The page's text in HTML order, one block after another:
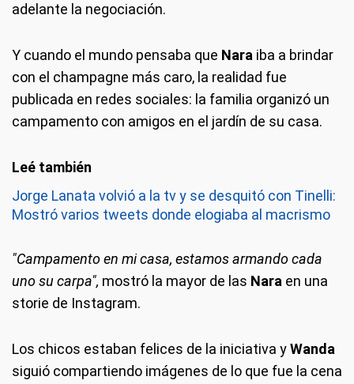
adelante la negociación.
Y cuando el mundo pensaba que Nara iba a brindar
con el champagne más caro, la realidad fue
publicada en redes sociales: la familia organizó un
campamento con amigos en el jardín de su casa.
Jorge Lanata volvió a la tv y se desquitó con Tinelli:
Mostró varios tweets donde elogiaba al macrismo
"Campamento en mi casa, estamos armando cada
uno su carpa", mostró la mayor de las Nara en una
storie de Instagram.
Los chicos estaban felices de la iniciativa yWanda
siguió compartiendo imágenes de lo que fue la cena